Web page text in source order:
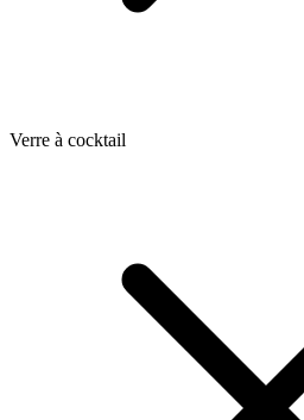
Verre à cocktail